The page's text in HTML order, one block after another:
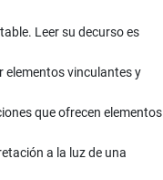
Leer su decurso es
elementos vinculantes y
que ofrecen elementos
a la luz de una